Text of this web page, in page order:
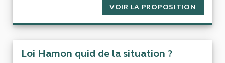
VOIR LA PROPOSITION
Loi Hamon quid de la situation ?